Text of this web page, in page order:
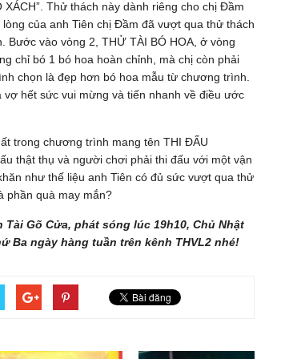
Thử thách này dành riêng cho chị Đầm
của anh Tiên chị Đầm đã vượt qua thử thách
Bước vào vòng 2, THỬ TÀI BÓ HOA, ở vòng
chỉ bó 1 bó hoa hoàn chỉnh, mà chị còn phải
chọn là đẹp hơn bó hoa mẫu từ chương trình.
hết sức vui mừng và tiến nhanh về điều ước
trong chương trình mang tên THI ĐẤU
thật thụ và người chơi phải thi đấu với một vận
như thế liệu anh Tiên có đủ sức vượt qua thử
phần quà may mắn?
Gõ Cửa, phát sóng lúc 19h10, Chủ Nhật
Ba ngày hàng tuần trên kênh THVL2 nhé!